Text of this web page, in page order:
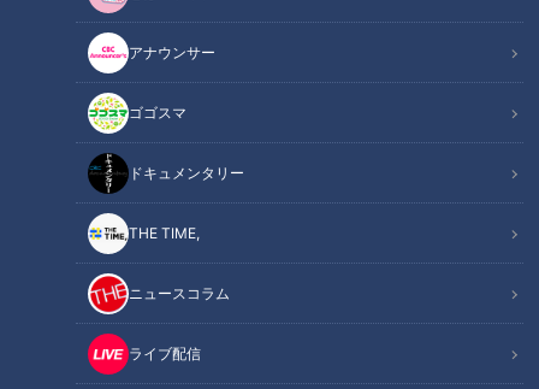
アナウンサー
ゴゴスマ
ドキュメンタリー
THE TIME,
ニュースコラム
ライブ配信